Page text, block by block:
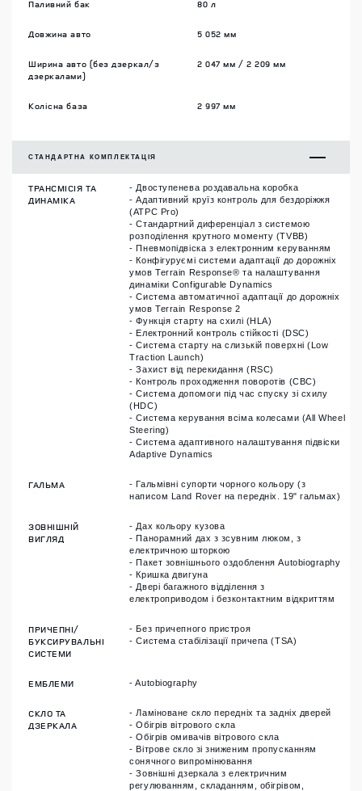
Паливний бак 80 л
Довжина авто 5 052 мм
Ширина авто (без дзеркал/з
дзеркалами)
2 047 мм / 2 209 мм
Колісна база 2 997 мм
СТАНДАРТНА КОМПЛЕКТАЦІЯ
ТРАНСМІСІЯ ТА
ДИНАМІКА
- Двоступенева роздавальна коробка
- Адаптивний круїз контроль для бездоріжжя
(ATPC Pro)
- Стандартний диференціал з системою
розподілення крутного моменту (TVBB)
- Пневмопідвіска з електронним керуванням
- Конфігуруємі системи адаптації до дорожніх
умов Terrain Response® та налаштування
динаміки Configurable Dynamics
- Система автоматичної адаптації до дорожніх
умов Terrain Response 2
- Функція старту на схилі (HLA)
- Електронний контроль стійкості (DSC)
- Система старту на слизькій поверхні (Low
Traction Launch)
- Захист від перекидання (RSC)
- Контроль проходження поворотів (CBC)
- Система допомоги під час спуску зі схилу
(HDC)
- Система керування всіма колесами (All Wheel
Steering)
- Система адаптивного налаштування підвіски
Adaptive Dynamics
ГАЛЬМА
- Гальмівні супорти чорного кольору (з
написом Land Rover на передніх. 19" гальмах)
ЗОВНІШНІЙ
ВИГЛЯД
- Дах кольору кузова
- Панорамний дах з зсувним люком, з
електричною шторкою
- Пакет зовнішнього оздоблення Autobiography
- Кришка двигуна
- Двері багажного відділення з
електроприводом і безконтактним відкриттям
ПРИЧЕПНІ/
БУКСИРУВАЛЬНІ
СИСТЕМИ
- Без причепного пристроя
- Система стабілізації причепа (TSA)
ЕМБЛЕМИ - Autobiography
СКЛО ТА
ДЗЕРКАЛА
- Ламіноване скло передніх та задніх дверей
- Обігрів вітрового скла
- Обігрів омивачів вітрового скла
- Вітрове скло зі зниженим пропусканням
сонячного випромінювання
- Зовнішні дзеркала з електричним
регулюванням, складанням, обігрівом,